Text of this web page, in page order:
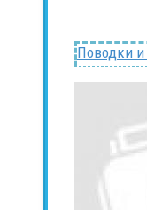
Поводки